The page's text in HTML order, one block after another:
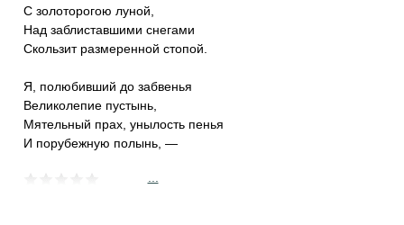
С золоторогою луной,
Над заблиставшими снегами
Скользит размеренной стопой.
Я, полюбивший до забвенья
Великолепие пустынь,
Мятельный прах, унылость пенья
И порубежную полынь, —